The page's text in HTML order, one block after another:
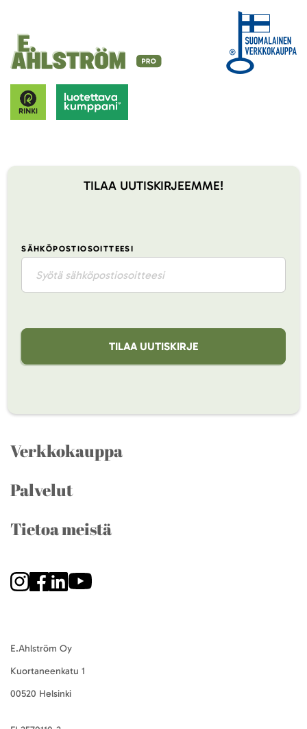
TILAA UUTISKIRJEEMME!
SÄHKÖPOSTIOSOITTEESI
TILAA UUTISKIRJE
Verkkokauppa
Palvelut
Tietoa meistä
E.Ahlström Oy
Kuortaneenkatu 1
00520 Helsinki